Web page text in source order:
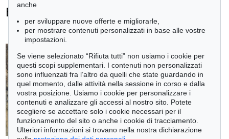
Emil Schumacher - Ogetti venduti
tute le offerte
anche
per sviluppare nuove offerte e migliorarle,
per mostrare contenuti personalizzati in base alle vostre
impostazioni.
Se viene selezionato “Rifiuta tutti” non usiamo i cookie per
questi scopi supplementari. I contenuti non personalizzati
sono influenzati fra l’altro da quelli che state guardando in
quel momento, dalle attività nella sessione in corso e dalla
vostra posizione. Usiamo i cookie per personalizzare i
contenuti e analizzare gli accessi al nostro sito. Potete
scegliere se accettare solo i cookie necessari per il
funzionamento del sito o anche i cookie di tracciamento.
Ulteriori informazioni si trovano nella nostra dichiarazione